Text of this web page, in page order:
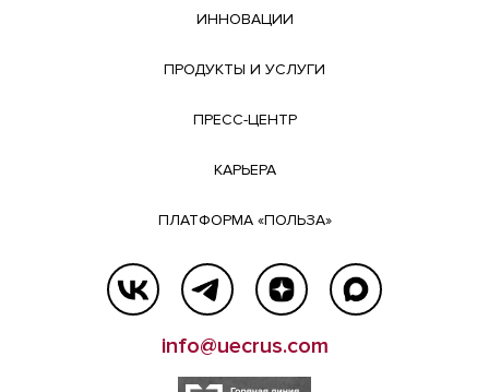
ИННОВАЦИИ
ПРОДУКТЫ И УСЛУГИ
ПРЕСС-ЦЕНТР
КАРЬЕРА
ПЛАТФОРМА «ПОЛЬЗА»
info@uecrus.com